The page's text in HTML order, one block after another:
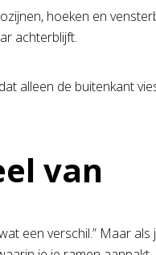
hoeken en
achterblijft.
alleen de buitenkant
van
een verschil.” Maar